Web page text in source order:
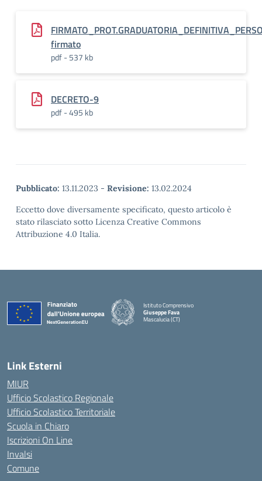
firmato
pdf - 537 kb
DECRETO-9
pdf - 495 kb
Pubblicato: 13.11.2023 - Revisione: 13.02.2024
Eccetto dove diversamente specificato, questo articolo è
stato rilasciato sotto Licenza Creative Commons
Attribuzione 4.0 Italia.
Istituto Comprensivo
Giuseppe Fava
Mascalucia (CT)
Link Esterni
MIUR
Ufficio Scolastico Regionale
Ufficio Scolastico Territoriale
Scuola in Chiaro
Iscrizioni On Line
Invalsi
Comune